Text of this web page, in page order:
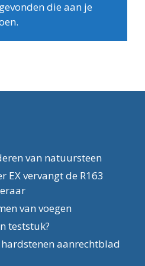
die aan je
van natuursteen
EX vervangt de R163
van voegen
teststuk?
aanrechtblad